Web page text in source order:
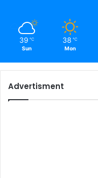
39 ℃
Sun
38 ℃
Mon
Advertisment